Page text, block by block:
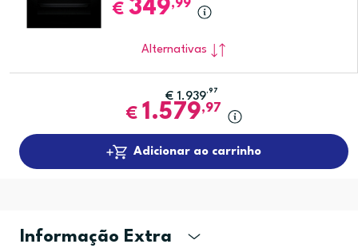
€ 349,99
Alternativas
€ 1.939,97
€ 1.579,97
Adicionar ao carrinho
Informação Extra